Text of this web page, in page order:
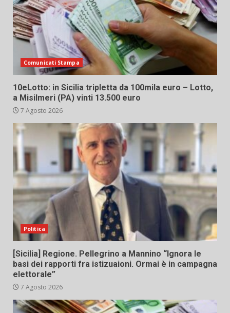
Comunicati Stampa
10eLotto: in Sicilia tripletta da 100mila euro – Lotto,
a Misilmeri (PA) vinti 13.500 euro
7 Agosto 2026
Politica
[Sicilia] Regione. Pellegrino a Mannino “Ignora le
basi dei rapporti fra istizuaioni. Ormai è in campagna
elettorale”
7 Agosto 2026